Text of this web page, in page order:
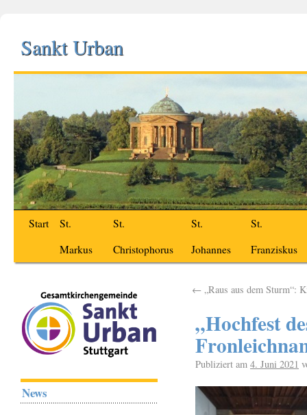
Sankt Urban
Start
St.
Markus
St.
Christophorus
St.
Johannes
St.
Franziskus
← „Raus aus dem Sturm“:
„Hochfest
Publiziert am 4. Juni 2021
News